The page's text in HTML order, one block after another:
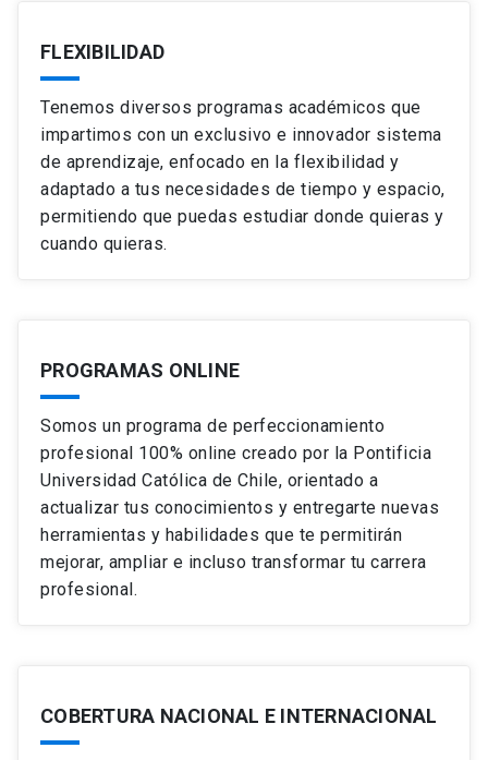
FLEXIBILIDAD
Tenemos diversos programas académicos que
impartimos con un exclusivo e innovador sistema
de aprendizaje, enfocado en la flexibilidad y
adaptado a tus necesidades de tiempo y espacio,
permitiendo que puedas estudiar donde quieras y
cuando quieras.
PROGRAMAS ONLINE
Somos un programa de perfeccionamiento
profesional 100% online creado por la Pontificia
Universidad Católica de Chile, orientado a
actualizar tus conocimientos y entregarte nuevas
herramientas y habilidades que te permitirán
mejorar, ampliar e incluso transformar tu carrera
profesional.
COBERTURA NACIONAL E INTERNACIONAL